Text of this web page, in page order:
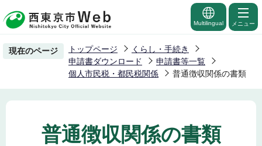
の
ー
の
先
Multilingual メニュー
現在のページ トップページ
くらし・手続き
申請書ダウンロード
申請書等一覧
個人市民税・都民税関係
普通徴収関係の書類
普通徴収関係の書類